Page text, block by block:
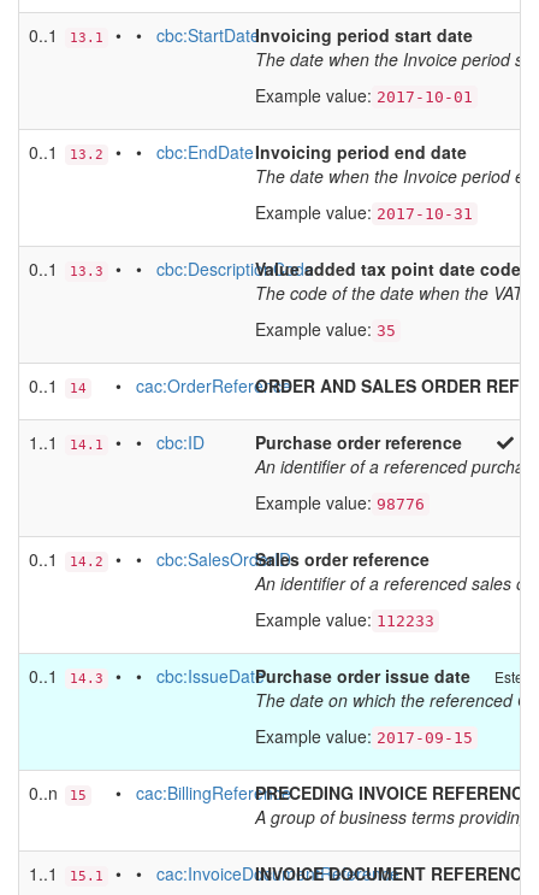
0..1 13.1 • • cbc:StartDateInvoicing period start date
The date when the Invoice period
Example value: 2017-10-01
0..1 13.2 • • cbc:EndDateInvoicing period end date
The date when the Invoice period
Example value: 2017-10-31
0..1 13.3 • • cbc:DescriptionCodeValue added tax point date code
The code of the date when the VAT
Example value: 35
0..1 14 • cac:OrderReferenceORDER AND SALES ORDER
1..1 14.1 • • cbc:ID
Purchase order reference
An identifier of a referenced
Example value: 98776
0..1 14.2 • • cbc:SalesOrderIDSales order reference
An identifier of a referenced sales
Example value: 112233
0..1 14.3 • • cbc:IssueDatePurchase order issue date
The date on which the referenced
Example value: 2017-09-15
0..n 15 • cac:BillingReferencePRECEDING INVOICE REFERENCE
A group of business terms
1..1 15.1 • • cac:InvoiceDocumentReference
INVOICE DOCUMENT REFERENCE